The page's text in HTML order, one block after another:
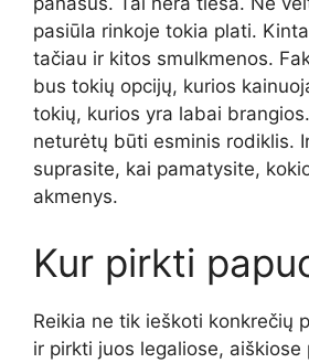
pasiūla rinkoje tokia plati.
tačiau ir kitos smulkmenos.
bus tokių opcijų, kurios
tokių, kurios yra labai
neturėtų būti esminis rodiklis.
suprasite, kai pamatysite,
akmenys.
Kur pirkti
Reikia ne tik ieškoti konkrečių
ir pirkti juos legaliose, aiškiose